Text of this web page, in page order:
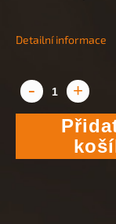
Detailní informace